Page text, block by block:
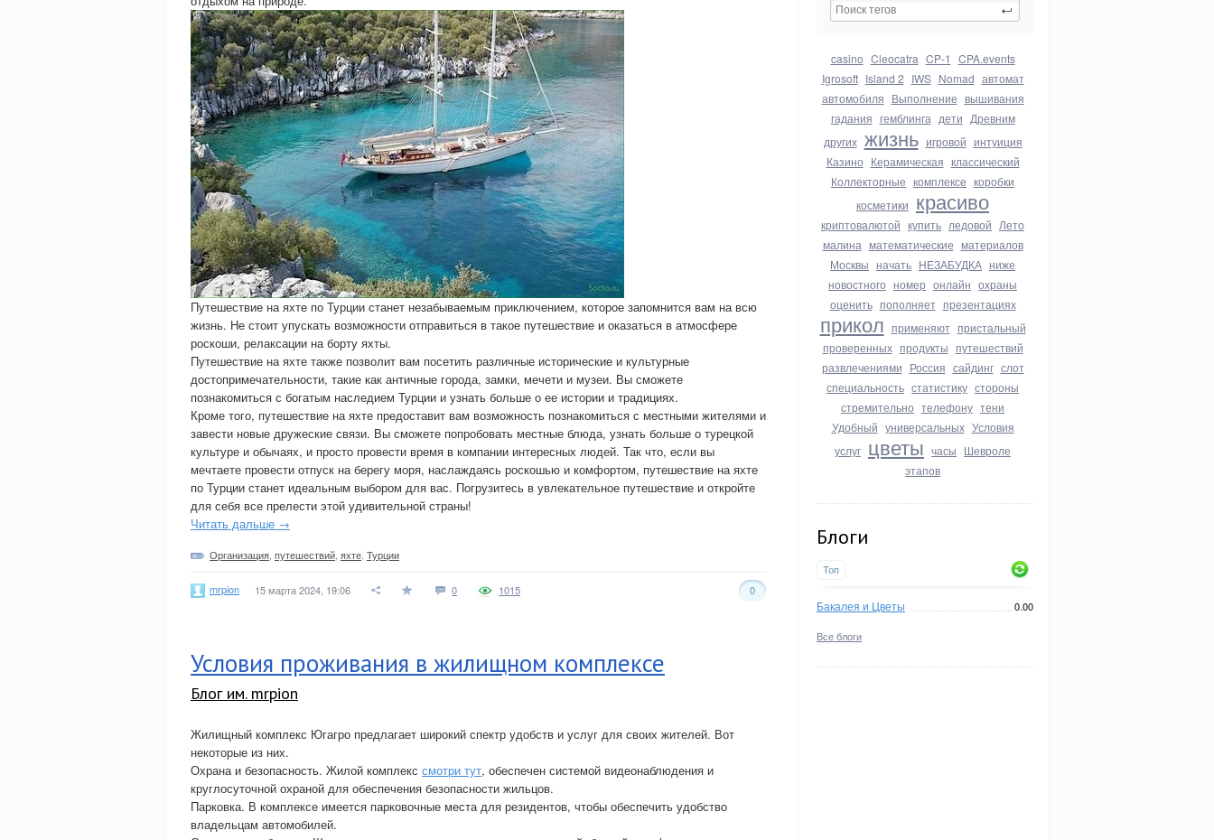
casino Cleocatra CP-1
CPA.events
Igrosoft Island 2 IWS Nomad автомат
автомобиля Выполнение вышивания
гадания гемблинга дети Древним
других жизнь игровой интуиция
Казино Керамическая классический
Коллекторные комплексе коробки
косметики красиво
криптовалютой купить ледовой Лето
малина математические материалов
Москвы начать НЕЗАБУДКА ниже
новостного номер онлайн охраны
оценить пополняет презентациях
прикол применяют пристальный
проверенных продукты путешествий
развлечениями Россия сайдинг слот
специальность статистику стороны
стремительно телефону тени
Удобный универсальных Условия
услуг цветы часы Шевроле
этапов
Блоги
Топ
Бакалея и Цветы 0.00
Все блоги
Путешествие на яхте по Турции станет незабываемым приключением, которое запомнится вам на всю
жизнь. Не стоит упускать возможности отправиться в такое путешествие и оказаться в атмосфере
роскоши, релаксации на борту яхты.
Путешествие на яхте также позволит вам посетить различные исторические и культурные
достопримечательности, такие как античные города, замки, мечети и музеи. Вы сможете
познакомиться с богатым наследием Турции и узнать больше о ее истории и традициях.
Кроме того, путешествие на яхте предоставит вам возможность познакомиться с местными жителями и
завести новые дружеские связи. Вы сможете попробовать местные блюда, узнать больше о турецкой
культуре и обычаях, и просто провести время в компании интересных людей. Так что, если вы
мечтаете провести отпуск на берегу моря, наслаждаясь роскошью и комфортом, путешествие на яхте
по Турции станет идеальным выбором для вас. Погрузитесь в увлекательное путешествие и откройте
для себя все прелести этой удивительной страны!
Читать дальше →
Организация путешествий яхте Турции
mrpion 15 марта 2024, 19:06 0 0
1015
Условия проживания в жилищном комплексе
Блог им. mrpion
Жилищный комплекс Югагро предлагает широкий спектр удобств и услуг для своих жителей. Вот
некоторые из них.
Охрана и безопасность. Жилой комплекс смотри тут, обеспечен системой видеонаблюдения и
круглосуточной охраной для обеспечения безопасности жильцов.
Парковка. В комплексе имеется парковочные места для резидентов, чтобы обеспечить удобство
владельцам автомобилей.